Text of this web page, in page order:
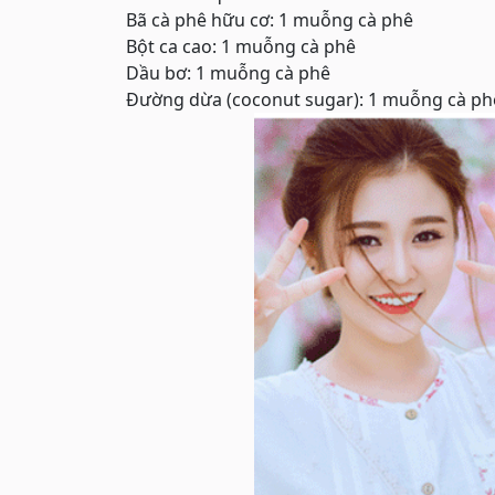
Bã cà phê hữu cơ: 1 muỗng cà phê
Bột ca cao: 1 muỗng cà phê
Dầu bơ: 1 muỗng cà phê
Đường dừa (coconut sugar): 1 muỗng cà